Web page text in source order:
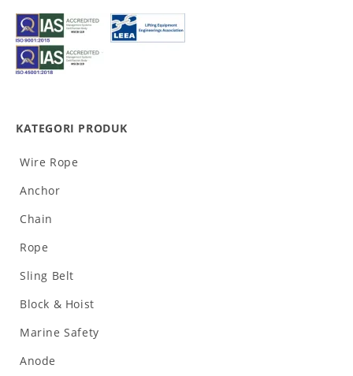
KATEGORI PRODUK
Wire Rope
Anchor
Chain
Rope
Sling Belt
Block & Hoist
Marine Safety
Anode